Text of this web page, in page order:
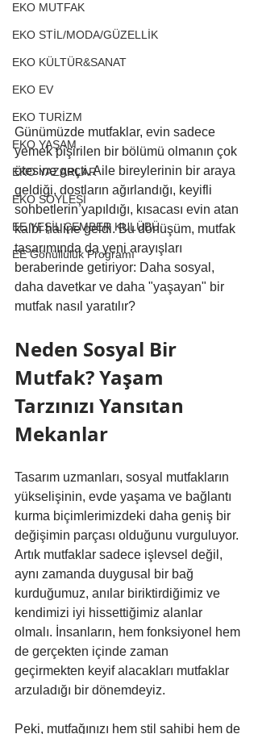
EKO MUTFAK
EKO STİL/MODA/GÜZELLİK
EKO KÜLTÜR&SANAT
EKO EV
EKO TURİZM
EKO YAŞAM
EKO YAZARLAR
EKO SÖYLEŞİ
EE YEŞİL ÇEMBER KULÜBÜ
EE Gönüllülük Programı
Günümüzde mutfaklar, evin sadece
yemek pişirilen bir bölümü olmanın çok
ötesine geçti. Aile bireylerinin bir araya
geldiği, dostların ağırlandığı, keyifli
sohbetlerin yapıldığı, kısacası evin atan
kalbi haline geldi. Bu dönüşüm, mutfak
tasarımında da yeni arayışları
beraberinde getiriyor: Daha sosyal,
daha davetkar ve daha "yaşayan" bir
mutfak nasıl yaratılır?
Neden Sosyal Bir
Mutfak? Yaşam
Tarzınızı Yansıtan
Mekanlar
Tasarım uzmanları, sosyal mutfakların
yükselişinin, evde yaşama ve bağlantı
kurma biçimlerimizdeki daha geniş bir
değişimin parçası olduğunu vurguluyor.
Artık mutfaklar sadece işlevsel değil,
aynı zamanda duygusal bir bağ
kurduğumuz, anılar biriktirdiğimiz ve
kendimizi iyi hissettiğimiz alanlar
olmalı. İnsanların, hem fonksiyonel hem
de gerçekten içinde zaman
geçirmekten keyif alacakları mutfaklar
arzuladığı bir dönemdeyiz.
Peki, mutfağınızı hem stil sahibi hem de